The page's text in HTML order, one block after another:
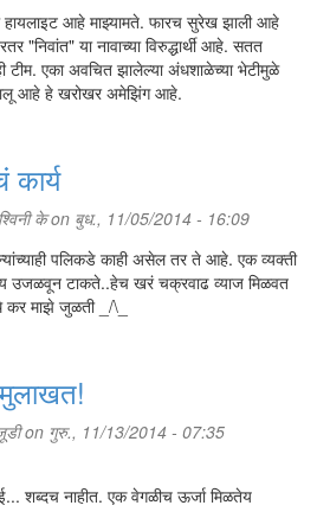
करता?
वसतिगृहांची मोठी कमतरता आहे. काही
एकदोन खाजगी वसतिगृहं आहेत, तिथे काही
फ्लॅट भाड्यानं घेऊन दिले आहेत. पण माझ्या
शहरात मुलं, मुली एकेकटेही राहतात
प्रत्येकानं आपली प्रत्येक गोष्ट स्वत: करणं,
मी सांगते माझ्या मुलांना, "तुम्ही महिन्याला दोन
कमवा, तुम्हांला तुमचा दिनक्रम स्वतंत्रपणे
नसले तरी हात आहेत आणि पाय आहेत. मग रडारड
सगळे हक्क हवे असतील, तर तुम्ही आधी
मी सगळं शिकवलं आहे. बाहेरच्या जगात त्या
कोणी आजारी असलं, तर इथे स्वयंपाक
आणि पुण्यात राहून दिवसभराची नोकरीही
मी शिकवायला सुरुवात करते. मी
पण गंमत म्हणजे, मी एका बॅचला शिकवल्यावर
लागलं नाही. ज्ञान अगदी सहज नंतर
स्वत:ची कामं स्वत:च करावी लागतात. गरज
हायलाइट आहे माझ्यामते. फारच सुरेख झाली आहे
"निवांत" या नावाच्या विरुद्धार्थी आहे. सतत
टीम. एका अवचित झालेल्या अंधशाळेच्या भेटीमुळे
आहे हे खरोखर अमेझिंग आहे.
कार्य
केon बुध., 11/05/2014 - 16:09
पलिकडे काही असेल तर ते आहे. एक व्यक्ती
उजळवून टाकते..हेच खरं चक्रवाढ व्याज मिळवत
कर माझे जुळती _/\_
on गुरु., 11/13/2014 - 07:35
शब्दच नाहीत. एक वेगळीच ऊर्जा मिळतेय